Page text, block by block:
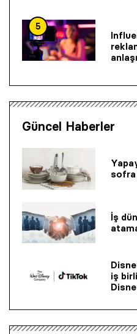
5
Güncel Haberler
sofra
İş
iş